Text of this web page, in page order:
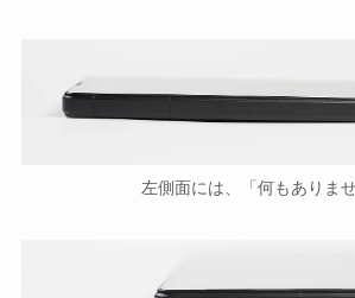
左側面には、「何もありませ